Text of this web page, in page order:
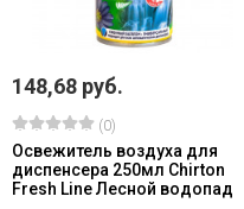
148,68 руб.
(0)
Освежитель воздуха для
диспенсера 250мл Chirton
Fresh Line Лесной водопад